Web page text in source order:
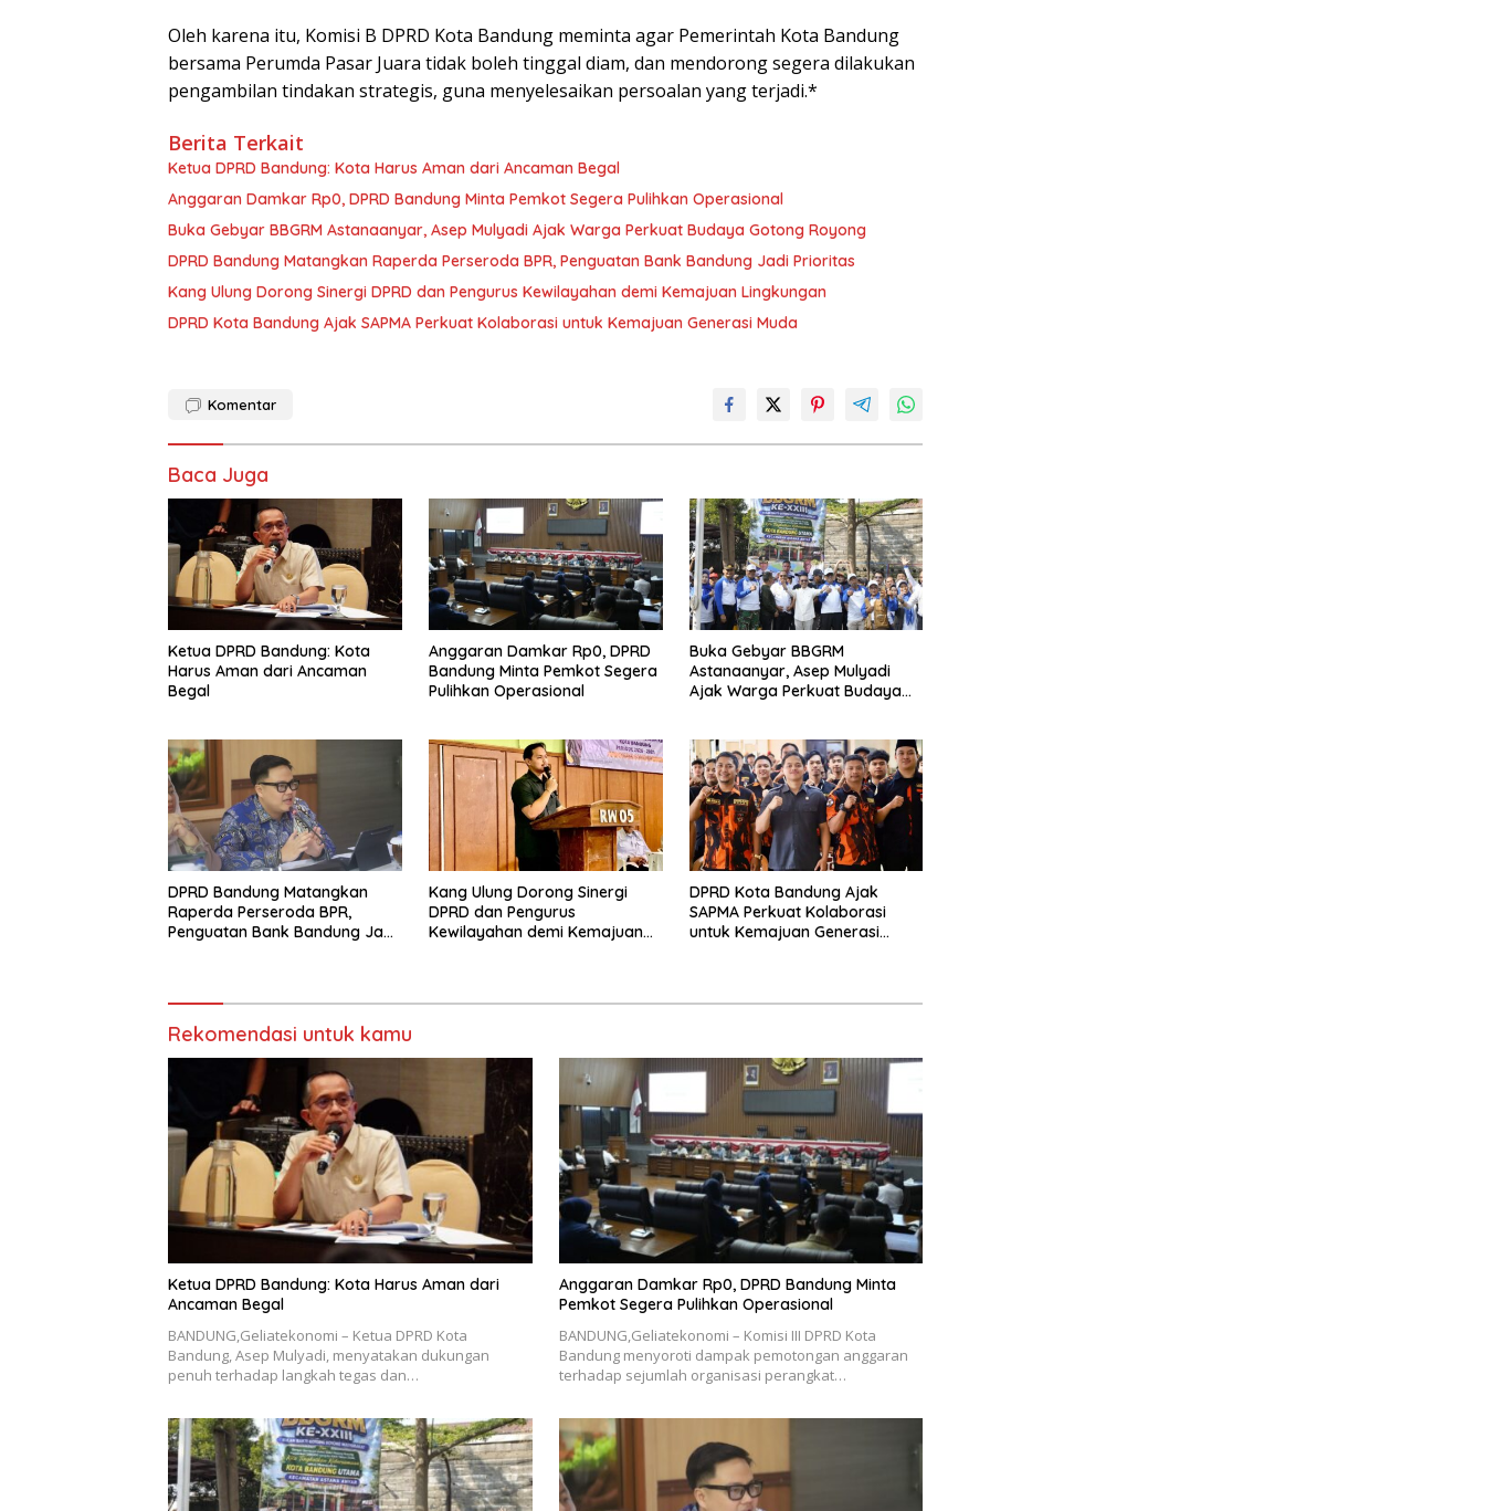
Oleh karena itu, Komisi B DPRD Kota Bandung meminta agar Pemerintah Kota Bandung
bersama Perumda Pasar Juara tidak boleh tinggal diam, dan mendorong segera dilakukan
pengambilan tindakan strategis, guna menyelesaikan persoalan yang terjadi.*
Berita Terkait
Ketua DPRD Bandung: Kota Harus Aman dari Ancaman Begal
Anggaran Damkar Rp0, DPRD Bandung Minta Pemkot Segera Pulihkan Operasional
Buka Gebyar BBGRM Astanaanyar, Asep Mulyadi Ajak Warga Perkuat Budaya Gotong Royong
DPRD Bandung Matangkan Raperda Perseroda BPR, Penguatan Bank Bandung Jadi Prioritas
Kang Ulung Dorong Sinergi DPRD dan Pengurus Kewilayahan demi Kemajuan Lingkungan
DPRD Kota Bandung Ajak SAPMA Perkuat Kolaborasi untuk Kemajuan Generasi Muda
Komentar
Baca Juga
Ketua DPRD Bandung: Kota
Harus Aman dari Ancaman
Begal
Anggaran Damkar Rp0, DPRD
Bandung Minta Pemkot Segera
Pulihkan Operasional
Buka Gebyar BBGRM
Astanaanyar, Asep Mulyadi
Ajak Warga Perkuat Budaya
DPRD Bandung Matangkan
Raperda Perseroda BPR,
Penguatan Bank Bandung Jadi
Kang Ulung Dorong Sinergi
DPRD dan Pengurus
Kewilayahan demi Kemajuan
DPRD Kota Bandung Ajak
SAPMA Perkuat Kolaborasi
untuk Kemajuan Generasi
Rekomendasi untuk kamu
Ketua DPRD Bandung: Kota Harus Aman dari
Ancaman Begal
BANDUNG,Geliatekonomi – Ketua DPRD Kota
Bandung, Asep Mulyadi, menyatakan dukungan
penuh terhadap langkah tegas dan…
Anggaran Damkar Rp0, DPRD Bandung Minta
Pemkot Segera Pulihkan Operasional
BANDUNG,Geliatekonomi – Komisi III DPRD Kota
Bandung menyoroti dampak pemotongan anggaran
terhadap sejumlah organisasi perangkat…